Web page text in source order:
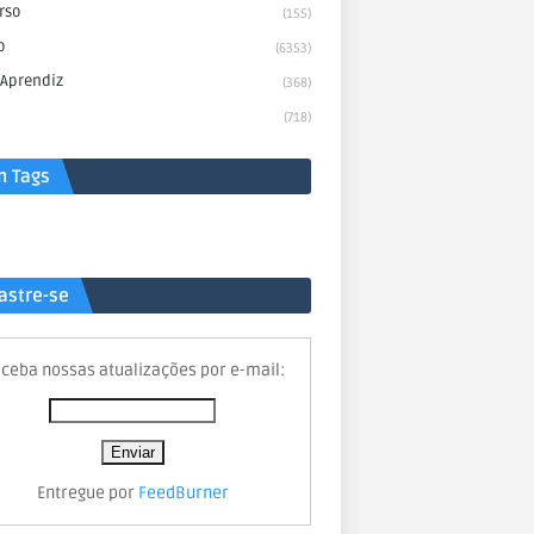
(155)
(6353)
(368)
(718)
Tags
se
nossas atualizações por e-mail:
Entregue por FeedBurner